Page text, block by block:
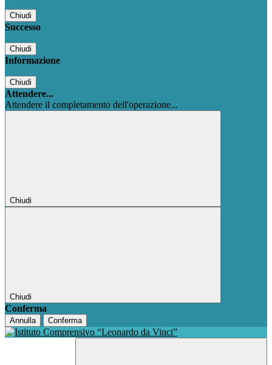
Chiudi
Successo
Chiudi
Informazione
Chiudi
Attendere...
Attendere il completamento dell'operazione...
Chiudi
Chiudi
Conferma
Annulla Conferma